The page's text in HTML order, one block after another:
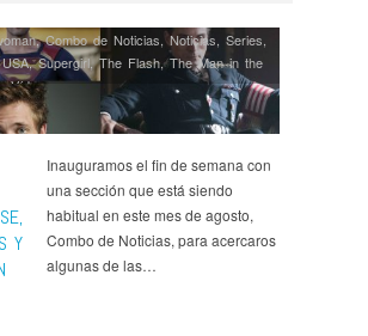
Y
,Combo de Noticias ,Noticias, Series
,Supergirl,The Flash,The Man in the
,Ví­deos
Inauguramos el fin de semana con
una sección que está siendo
habitual en este mes de agosto,
Combo de Noticias, para acercaros
algunas de las…